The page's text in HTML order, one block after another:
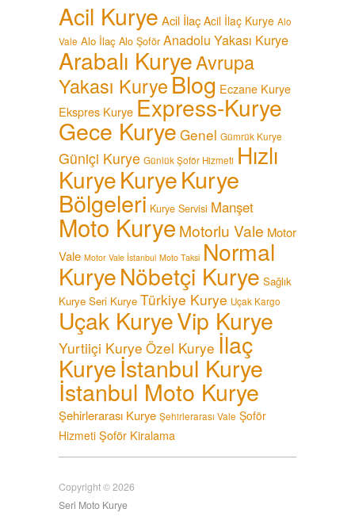
Acil Kurye Acil İlaç Acil İlaç Kurye Alo
Vale Alo İlaç Alo Şoför Anadolu Yakası Kurye
Arabalı KuryeAvrupa
Yakası KuryeBlog Eczane Kurye
Ekspres Kurye Express-Kurye
Gece Kurye Genel Gümrük Kurye
Güniçi Kurye Günlük Şoför Hizmeti Hızlı
KuryeKuryeKurye
Bölgeleri Kurye Servisi Manşet
Moto Kurye Motorlu Vale Motor
Vale Motor Vale İstanbul Moto Taksi Normal
KuryeNöbetçi Kurye Sağlık
Kurye Seri Kurye Türkiye Kurye Uçak Kargo
Uçak KuryeVip Kurye
Yurtiiçi Kurye Özel Kurye İlaç
Kuryeİstanbul Kurye
İstanbul Moto Kurye
Şehirlerarası Kurye Şehirlerarası Vale Şoför
Hizmeti Şoför Kiralama
Copyright © 2026
Seri Moto Kurye